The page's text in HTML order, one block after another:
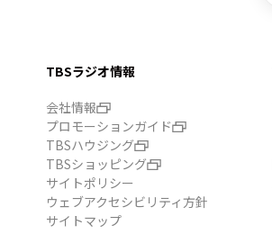
TBSラジオ情報
会社情報
プロモーションガイド
TBSハウジング
TBSショッピング
サイトポリシー
ウェブアクセシビリティ方針
サイトマップ